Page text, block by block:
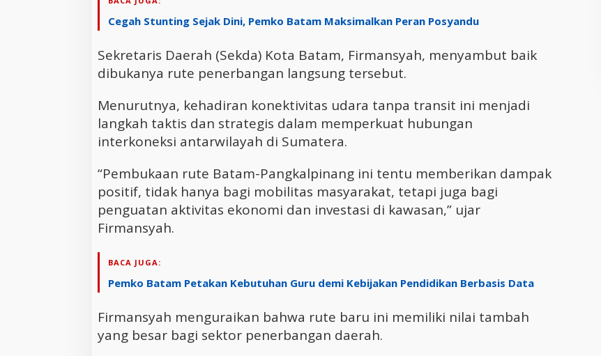
Cegah Stunting Sejak Dini, Pemko Batam Maksimalkan Peran Posyandu
Sekretaris Daerah (Sekda) Kota Batam, Firmansyah, menyambut baik
dibukanya rute penerbangan langsung tersebut.
Menurutnya, kehadiran konektivitas udara tanpa transit ini menjadi
langkah taktis dan strategis dalam memperkuat hubungan
interkoneksi antarwilayah di Sumatera.
“Pembukaan rute Batam-Pangkalpinang ini tentu memberikan dampak
positif, tidak hanya bagi mobilitas masyarakat, tetapi juga bagi
penguatan aktivitas ekonomi dan investasi di kawasan,” ujar
Firmansyah.
BACA JUGA:
Pemko Batam Petakan Kebutuhan Guru demi Kebijakan Pendidikan Berbasis Data
Firmansyah menguraikan bahwa rute baru ini memiliki nilai tambah
yang besar bagi sektor penerbangan daerah.